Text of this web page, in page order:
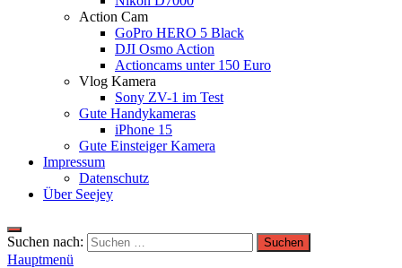
Action Cam
GoPro HERO 5 Black
DJI Osmo Action
Actioncams unter 150 Euro
Vlog Kamera
Sony ZV-1 im Test
Gute Handykameras
iPhone 15
Gute Einsteiger Kamera
Impressum
Datenschutz
Über Seejey
Suchen nach:
Hauptmenü